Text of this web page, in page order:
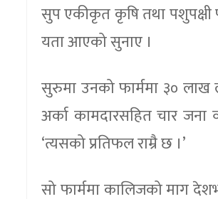
सुप एकीकृत कृषि तथा पशुपक्षी
यता आएको सुनाए ।
सुरुमा उनको फार्ममा ३० लाख
अर्का कामदारसहित चार
‘त्यसको प्रतिफल राम्रै छ ।’
सो फार्ममा कालिजको माग